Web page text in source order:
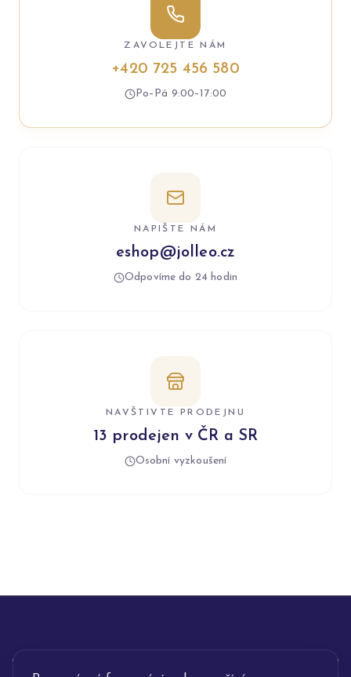
ZAVOLEJTE NÁM
+420 725 456 580
Po–Pá 9:00–17:00
NAPIŠTE NÁM
eshop@jolleo.cz
Odpovíme do 24 hodin
NAVŠTIVTE PRODEJNU
13 prodejen v ČR a SR
Osobní vyzkoušení